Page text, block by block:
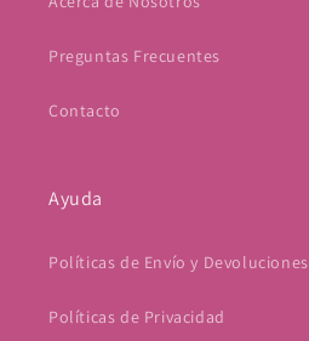
Preguntas Frecuentes
Contacto
Ayuda
Políticas de Envío y Devoluciones
Políticas de Privacidad